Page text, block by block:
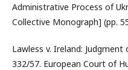
Administrative Process of
Collective Monograph] (pp.
Lawless v. Ireland:
332/57. European Court of